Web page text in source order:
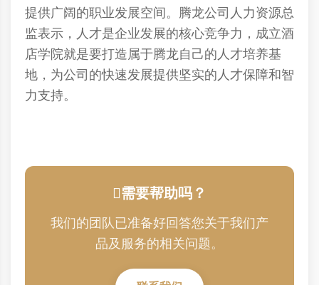
提供广阔的职业发展空间。 腾龙公司 人力资源总
监表示，人才是企业发展的核心竞争力，成立酒
店学院就是要打造属于腾龙自己的人才培养基
地，为公司的快速发展提供坚实的人才保障和智
力支持。
需要帮助吗？
我们的团队已准备好回答您关于我们产
品及服务的相关问题。